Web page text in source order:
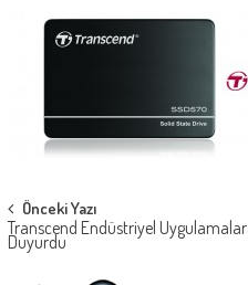
Post
navigation
Önceki Yazı
Transcend Endüstriyel
Duyurdu